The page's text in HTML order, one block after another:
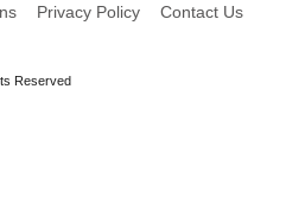
Privacy Policy Contact Us
Reserved